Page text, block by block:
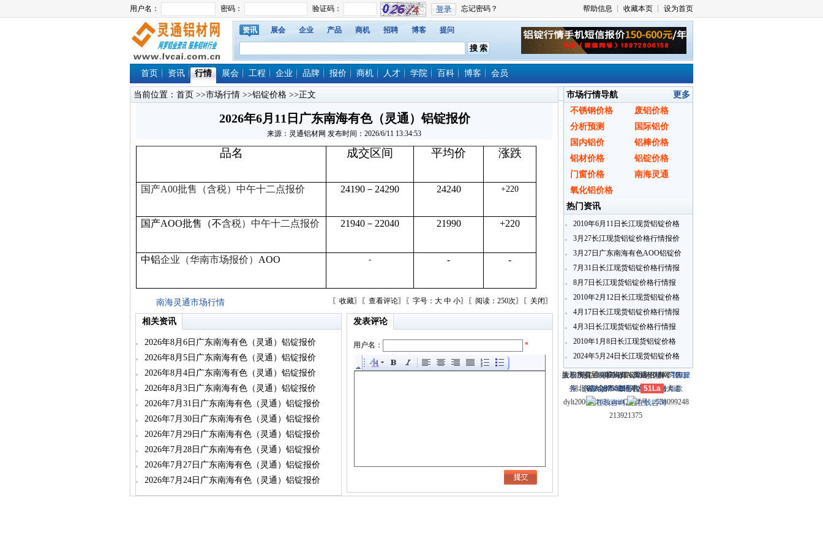
资讯 展会 企业 产品 商机 招聘 博客 提问
首页 资讯 行情 展会 工程 企业 品牌 报价 商机 人才 学院 百科 博客 会员
当前位置： 首页 >>市场行情 >>铝锭价格 >>正文
2026年6月11日广东南海有色（灵通）铝锭报价
来源：灵通铝材网 发布时间：2026/6/11 13:34:53
品名 成交区间 平均价 涨跌
国产A00批售（含税）中午十二点报价 24190－24290 24240 +220
国产AOO批售（不含税）中午十二点报价 21940－22040 21990 +220
中铝企业（华南市场报价） AOO - - -
南海灵通市场行情 〖 收藏〗〖 查看评论〗〖字号： 大 中 小〗〖阅读：250次〗〖 关闭〗
相关资讯
2026年8月6日广东南海有色（灵通）铝锭报价
2026年8月5日广东南海有色（灵通）铝锭报价
2026年8月4日广东南海有色（灵通）铝锭报价
2026年8月3日广东南海有色（灵通）铝锭报价
2026年7月31日广东南海有色（灵通）铝锭报价
2026年7月30日广东南海有色（灵通）铝锭报价
2026年7月29日广东南海有色（灵通）铝锭报价
2026年7月28日广东南海有色（灵通）铝锭报价
2026年7月27日广东南海有色（灵通）铝锭报价
2026年7月24日广东南海有色（灵通）铝锭报价
发表评论
用户名： *
市场行情导航
更多
不锈钢价格
废铝价格
分析预测
国际铝价
国内铝价
铝棒价格
铝材价格
铝锭价格
门窗价格
南海灵通
氧化铝价格
热门资讯
2010年6月11日长江现货铝锭价格
行情报价
3月27长江现货铝锭价格行情报价
3月27日广东南海有色AOO铝锭价
7月31日长江现货铝锭价格行情报
8月7日长江现货铝锭价格行情报
2010年2月12日长江现货铝锭价格
行情报价
4月17日长江现货铝锭价格行情报
4月3日长江现货铝锭价格行情报
2010年1月8日长江现货铝锭价格
行情报价
2024年5月24日长江现货铝锭价格
行情报价
关于我们-联系我们-本站招聘-广告服
务- 商业合作-服务内容-服务条款
电话：(0714)8765286 传真：
(0714)8765285 电子邮件：
dylt2006@163.com QQ群号：558099248
213921375
大冶市灵通科技有限公司 @ （435100）
湖北省大冶市城北开发区新冶大道
版权所有 © 2006-2026灵通铝材网鄂ICP
备12005698号-1
51La